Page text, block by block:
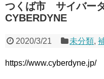
つくば市 サイバー
2020/3/21 未分類,
https://www.cyberdyne.jp/